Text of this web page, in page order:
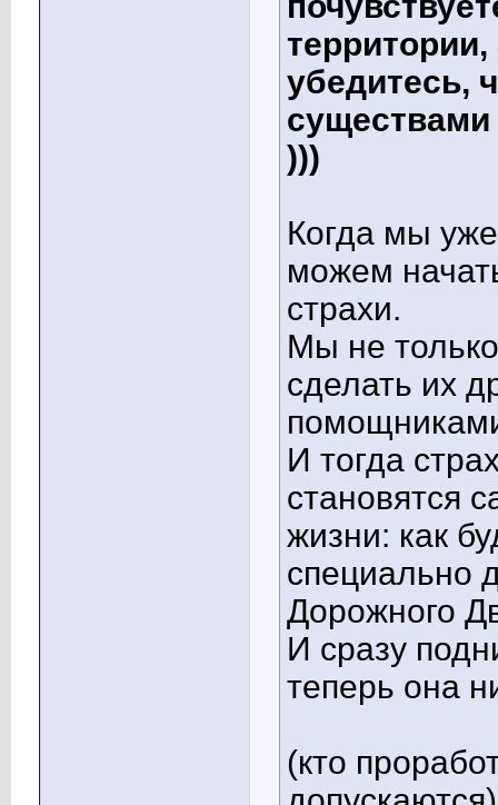
убедитесь,
)))
Когда мы
можем
страхи.
Мы не
сделать их
И тогда
становятся
жизни: как
специально
Дорожного
И сразу
теперь она
(кто